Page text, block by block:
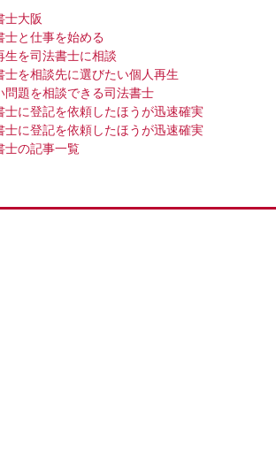
士大阪
士と仕事を始める
生を司法書士に相談
士を相談先に選びたい個人再生
問題を相談できる司法書士
士に登記を依頼したほうが迅速確実
士に登記を依頼したほうが迅速確実
士の記事一覧